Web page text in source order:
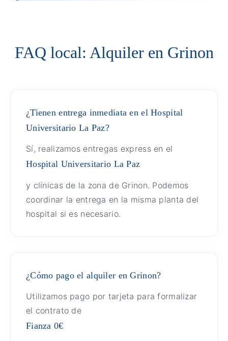
FAQ local: Alquiler en Grinon
¿Tienen entrega inmediata en el Hospital
Universitario La Paz?
Sí, realizamos entregas express en el
Hospital Universitario La Paz
y clínicas de la zona de Grinon. Podemos
coordinar la entrega en la misma planta del
hospital si es necesario.
¿Cómo pago el alquiler en Grinon?
Utilizamos pago por tarjeta para formalizar
el contrato de
Fianza 0€